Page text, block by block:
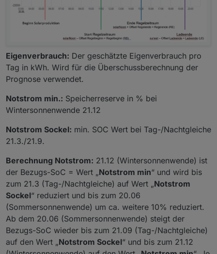
Eigenverbrauch: Der geschätzte Eigenverbrauch pro
Tag in kWh. Wird für die Überschussberechnung der
Prognose verwendet.
Notstrom min.: Speicherreserve in % bei
Wintersonnenwende 21.12
Notstrom Sockel: min. SOC Wert bei Tag-/Nachtgleiche
21.3./21.9.
Berechnung Notstrom: 21.12 (Wintersonnenwende) ist
der Bezugs-SoC = Wert „Notstrom min“ und wird bis
zum 21.3 (Tag-/Nachtgleiche) auf Wert „Notstrom
Sockel“ reduziert und bis zum 20.06
(Sommersonnenwende) um ca. weitere 10% reduziert.
Ab dem 20.06 (Sommersonnenwende) steigt der
Bezugs-SoC wieder bis zum 21.09 (Tag-/Nachtgleiche)
auf den Wert „Notstrom Sockel“ und bis zum 21.12